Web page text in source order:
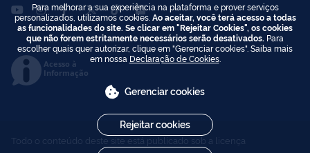
Acesso à
Informação
Todo o conteúdo deste site está publicado sob a licença
Para melhorar a sua experiência na plataforma e prover serviços
personalizados, utilizamos cookies. Ao aceitar, você terá acesso a todas
as funcionalidades do site. Se clicar em "Rejeitar Cookies", os cookies
que não forem estritamente necessários serão desativados. Para
escolher quais quer autorizar, clique em "Gerenciar cookies". Saiba mais
em nossa Declaração de Cookies.
Gerenciar cookies
Rejeitar cookies